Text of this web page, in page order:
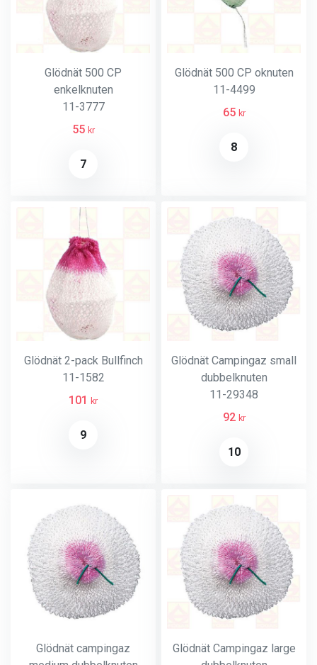
Glödnät 500 CP
enkelknuten
11-3777
55 kr
7
Glödnät 500 CP oknuten
11-4499
65 kr
8
Glödnät 2-pack Bullfinch
11-1582
101 kr
9
Glödnät Campingaz small
dubbelknuten
11-29348
92 kr
10
Glödnät campingaz
Glödnät Campingaz large